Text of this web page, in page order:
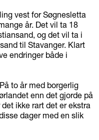
vest for Søgnesletta
år. Det vil ta 18
og det vil ta i
til Stavanger. Klart
endringer både i
to år med borgerlig
enn det gjorde på
ikke rart det er ekstra
dager med en slik